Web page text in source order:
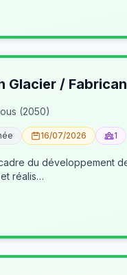
Glacier /
(2050)
16/07/2026 1
réalis…